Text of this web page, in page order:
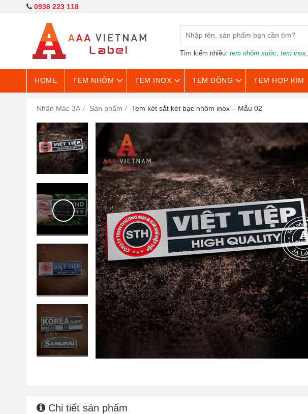
0936 223 118
Tìm kiếm nhiều: tem nhôm xước, tem inox,
HOME TEM NHÔM TEM INOX TEM ĐỒNG TEM HỢP KIM
Nhãn Mác 3A Sản phẩm Tem két sắt két bạc nhôm inox – Mẫu 02
Chi tiết sản phẩm